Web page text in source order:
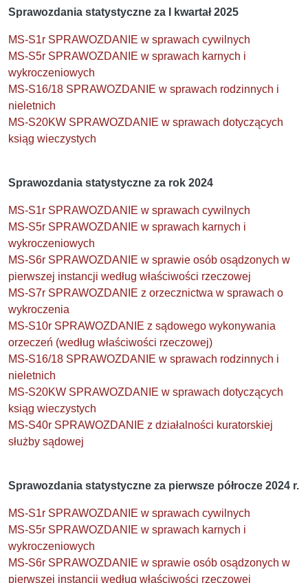
Sprawozdania statystyczne za I kwartał 2025
MS-S1r SPRAWOZDANIE w sprawach cywilnych
MS-S5r SPRAWOZDANIE w sprawach karnych i
wykroczeniowych
MS-S16/18 SPRAWOZDANIE w sprawach rodzinnych i
nieletnich
MS-S20KW SPRAWOZDANIE w sprawach dotyczących
ksiąg wieczystych
Sprawozdania statystyczne za rok 2024
MS-S1r SPRAWOZDANIE w sprawach cywilnych
MS-S5r SPRAWOZDANIE w sprawach karnych i
wykroczeniowych
MS-S6r SPRAWOZDANIE w sprawie osób osądzonych w
pierwszej instancji według właściwości rzeczowej
MS-S7r SPRAWOZDANIE z orzecznictwa w sprawach o
wykroczenia
MS-S10r SPRAWOZDANIE z sądowego wykonywania
orzeczeń (według właściwości rzeczowej)
MS-S16/18 SPRAWOZDANIE w sprawach rodzinnych i
nieletnich
MS-S20KW SPRAWOZDANIE w sprawach dotyczących
ksiąg wieczystych
MS-S40r SPRAWOZDANIE z działalności kuratorskiej
służby sądowej
Sprawozdania statystyczne za pierwsze półrocze 2024 r.
MS-S1r SPRAWOZDANIE w sprawach cywilnych
MS-S5r SPRAWOZDANIE w sprawach karnych i
wykroczeniowych
MS-S6r SPRAWOZDANIE w sprawie osób osądzonych w
pierwszej instancji według właściwości rzeczowej